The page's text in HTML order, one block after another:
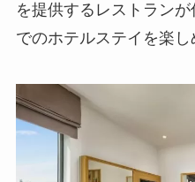
を提供するレストラン
でのホテルステイを楽し